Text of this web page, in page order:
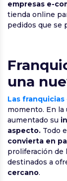
empresas e-
tienda online
pedidos que se
una
Las
momento. En la
aumentado su
aspecto. Todo
convierta en
proliferación de
destinados a
cercano.